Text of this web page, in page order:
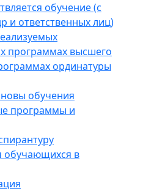
обучение (с
и ответственных лиц)
программах высшего
ординатуры
обучения
программы и
обучающихся в